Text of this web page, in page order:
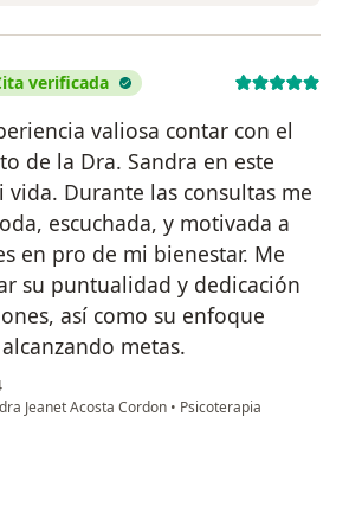
verificada
valiosa contar con el
de la Dra. Sandra en este
Durante las consultas me
escuchada, y motivada a
en pro de mi bienestar. Me
su puntualidad y dedicación
así como su enfoque
metas.
Jeanet Acosta Cordon • Psicoterapia
S.